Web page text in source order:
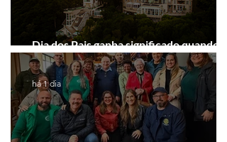
Dia dos Pais ganha significado quando o
presente é viver experiências juntos
há 1 dia